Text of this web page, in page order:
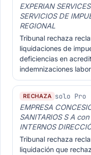
EXPERIAN
SERVICIOS DE
REGIONAL
Tribunal rechaza
liquidaciones de
deficiencias en
indemnizaciones
RECHAZA solo Pro
EMPRESA
SANITARIOS S A
INTERNOS
Tribunal rechaza
liquidación que